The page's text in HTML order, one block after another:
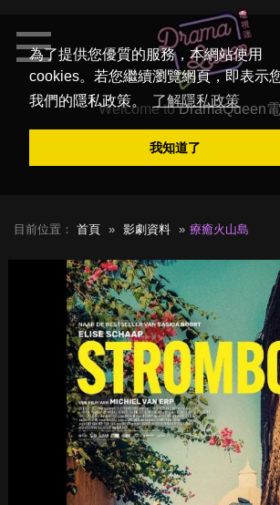
為了提供您優質的服務，本網站使用
cookies。若您繼續瀏覽網頁，即表示
我們的隱私政策。
了解隱私政策
我知道了
Welcome toDramaQueen
目前位置： 首頁 影劇資料 療癒火山島